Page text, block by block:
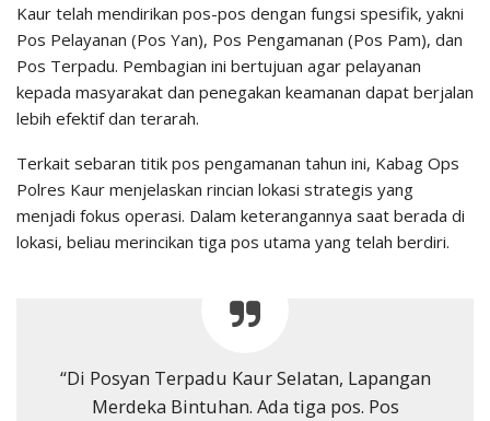
Kaur telah mendirikan pos-pos dengan fungsi spesifik, yakni
Pos Pelayanan (Pos Yan), Pos Pengamanan (Pos Pam), dan
Pos Terpadu. Pembagian ini bertujuan agar pelayanan
kepada masyarakat dan penegakan keamanan dapat berjalan
lebih efektif dan terarah.
Terkait sebaran titik pos pengamanan tahun ini, Kabag Ops
Polres Kaur menjelaskan rincian lokasi strategis yang
menjadi fokus operasi. Dalam keterangannya saat berada di
lokasi, beliau merincikan tiga pos utama yang telah berdiri.
“Di Posyan Terpadu Kaur Selatan, Lapangan
Merdeka Bintuhan. Ada tiga pos. Pos